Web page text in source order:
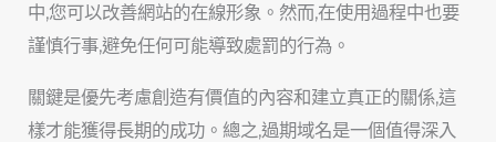
中,您可以改善網站的在線形象。然而,在使用過程中也要
謹慎行事,避免任何可能導致處罰的行為。
關鍵是優先考慮創造有價值的內容和建立真正的關係,這
樣才能獲得長期的成功。總之,過期域名是一個值得深入